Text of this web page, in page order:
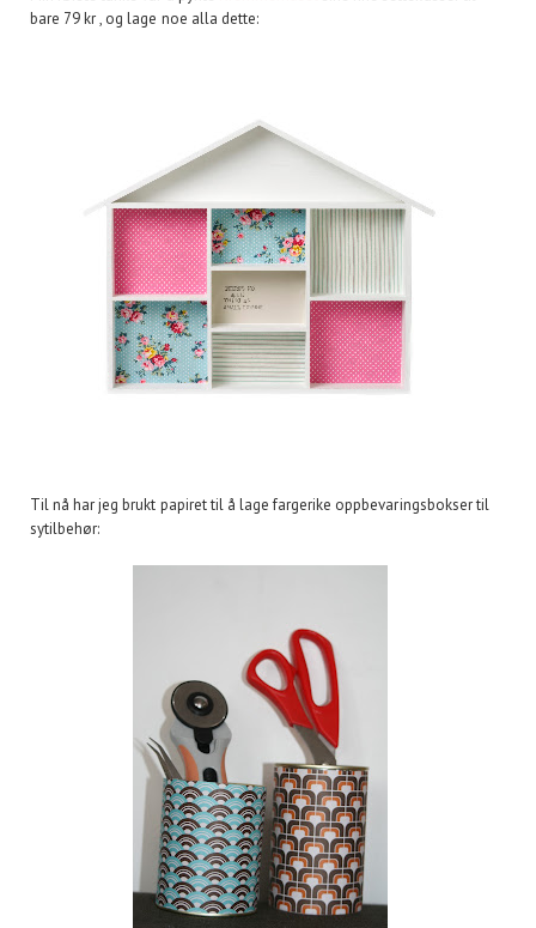
bare 79 kr , og lage noe alla dette:
Til nå har jeg brukt papiret til å lage fargerike oppbevaringsbokser til
sytilbehør: